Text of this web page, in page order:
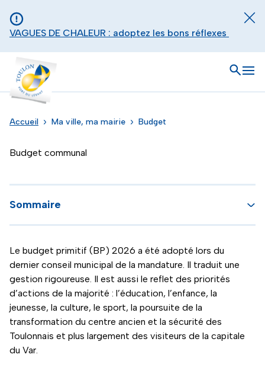
VAGUES DE CHALEUR : adoptez les bons réflexes
Toulon - Port du levant, retour à l'accueil
Ouvrir
Accueil Ma ville, ma mairie Budget
Budget communal
Sommaire
Le budget primitif (BP) 2026 a été adopté lors du
dernier conseil municipal de la mandature. Il traduit une
gestion rigoureuse. Il est aussi le reflet des priorités
d’actions de la majorité : l’éducation, l’enfance, la
jeunesse, la culture, le sport, la poursuite de la
transformation du centre ancien et la sécurité des
Toulonnais et plus largement des visiteurs de la capitale
du Var.